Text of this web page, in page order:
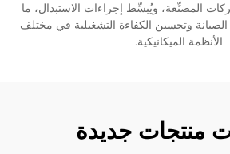
المصنِّعة، ويُبسِّط إجراءات الاستبدال، ما
وتحسين الكفاءة التشغيلية في مختلف
الأنظمة الميكانيكية.
منتجات جديدة